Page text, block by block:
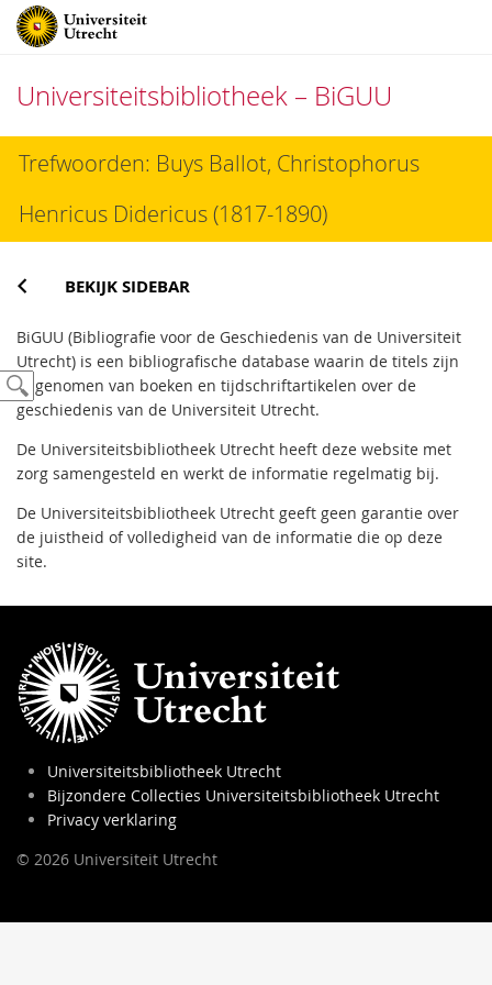
Universiteitsbibliotheek – BiGUU
naar
inhoud
Trefwoorden: Buys Ballot, Christophorus
Henricus Didericus (1817-1890)
BEKIJK SIDEBAR
BiGUU (Bibliografie voor de Geschiedenis van de Universiteit
Utrecht) is een bibliografische database waarin de titels zijn
opgenomen van boeken en tijdschriftartikelen over de
geschiedenis van de Universiteit Utrecht.
De Universiteitsbibliotheek Utrecht heeft deze website met
zorg samengesteld en werkt de informatie regelmatig bij.
De Universiteitsbibliotheek Utrecht geeft geen garantie over
de juistheid of volledigheid van de informatie die op deze
site.
Universiteitsbibliotheek Utrecht
Bijzondere Collecties Universiteitsbibliotheek Utrecht
Privacy verklaring
© 2026 Universiteit Utrecht